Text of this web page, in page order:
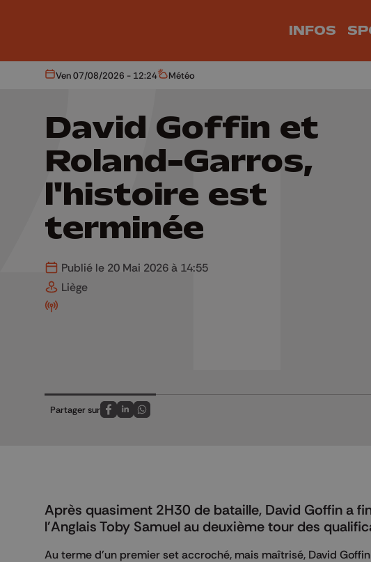
INFOS
Aujourd'hui
Ven 07/08/2026 - 12:24 Météo
Météo
David Goffin et
Roland-Garros,
l'histoire est
terminée
Publié le 20 Mai 2026 à 14:55
Liège
Partager sur
Partagez sur FaceBook
Partagez sur LinkedIn
Partagez sur Whatsapp
Après quasiment 2H30 de bataille, David Goffin a
l'Anglais Toby Samuel au deuxième tour des
Au terme d'un premier set accroché, mais maîtrisé, David